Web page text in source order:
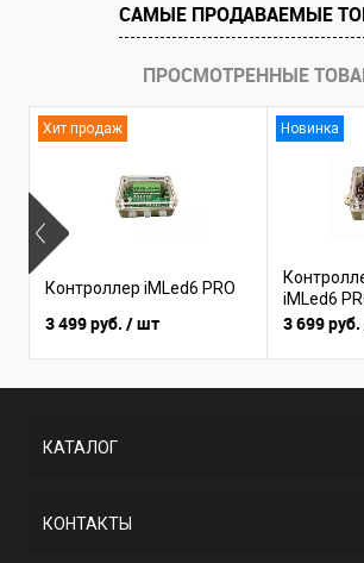
САМЫЕ ПРОДАВАЕМЫЕ
ПРОСМОТРЕННЫЕ
Хит продаж
Контроллер iMLed6 PRO
3 499 руб. / шт
Новинка
iMLed6
3 699 руб.
КАТАЛОГ
КОНТАКТЫ